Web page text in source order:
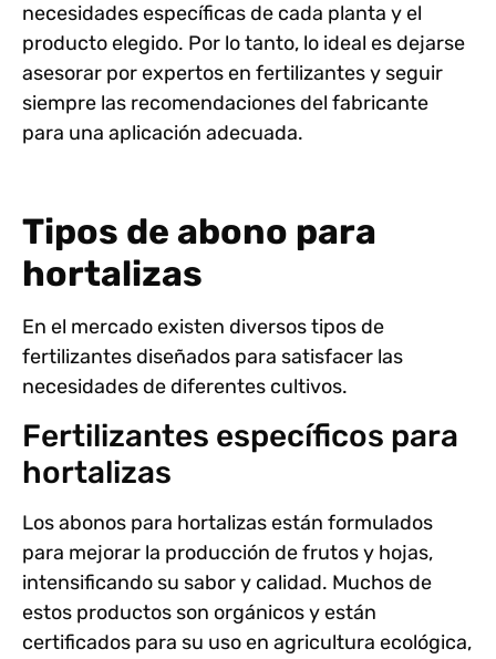
necesidades específicas de cada planta y el
producto elegido. Por lo tanto, lo ideal es dejarse
asesorar por expertos en fertilizantes y seguir
siempre las recomendaciones del fabricante
para una aplicación adecuada.
Tipos de abono para
hortalizas
En el mercado existen diversostipos de
fertilizantesdiseñados para satisfacer las
necesidades de diferentes cultivos.
Fertilizantes específicos para
hortalizas
Los abonos para hortalizas están formulados
para mejorar la producción de frutos y hojas,
intensificando su sabor y calidad. Muchos de
estos productos son orgánicos y están
certificados para su uso en agricultura ecológica,